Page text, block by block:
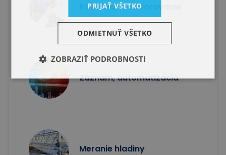
Kontrola, monitorovanie
Záznam, automatizácia
Meranie hladiny
PRIJAŤ VŠETKO
ODMIETNUŤ VŠETKO
ZOBRAZIŤ PODROBNOSTI